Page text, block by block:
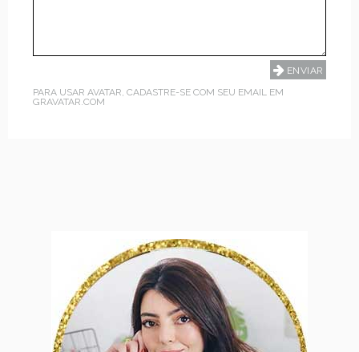
PARA USAR AVATAR, CADASTRE-SE COM SEU EMAIL EM
GRAVATAR.COM